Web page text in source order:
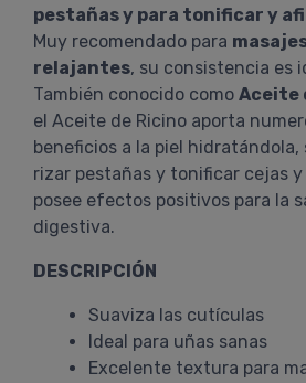
pestañas y para tonificar y
Muy recomendado para
relajantes, su consistencia es
También conocido como Aceite
el Aceite de Ricino aporta
beneficios a la piel hidratándola,
rizar pestañas y tonificar cejas y
posee efectos positivos para la
digestiva.
DESCRIPCIÓN
Suaviza las cutículas
Ideal para uñas sanas
Excelente textura para